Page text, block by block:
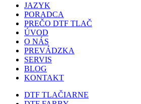
JAZYK
PORADCA
PREČO DTF TLAČ
ÚVOD
O NÁS
PREVÁDZKA
SERVIS
BLOG
KONTAKT
DTF TLAČIARNE